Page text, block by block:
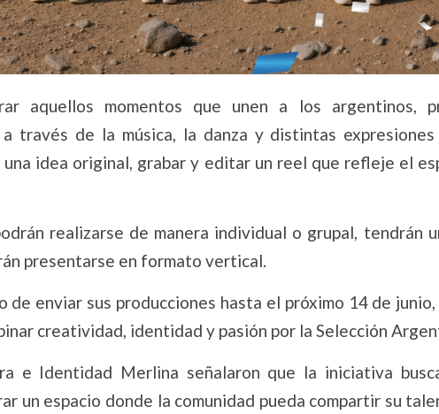
aquellos momentos que unen a los argentinos,
través de la música, la danza y distintas
idea original, grabar y editar un reel que refleje el
realizarse de manera individual o grupal, tendrán
presentarse en formato vertical.
enviar sus producciones hasta el próximo 14 de junio,
creatividad, identidad y pasión por la Selección
e Identidad Merlina señalaron que la iniciativa
un espacio donde la comunidad pueda compartir su